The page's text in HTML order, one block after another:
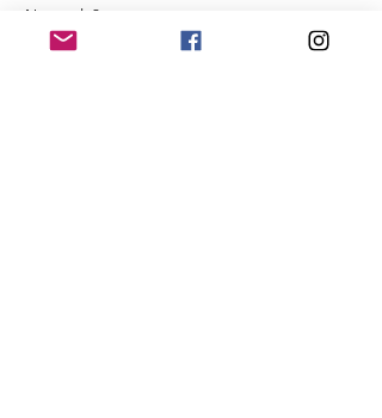
Neustadt 2
6800 Feldkirch